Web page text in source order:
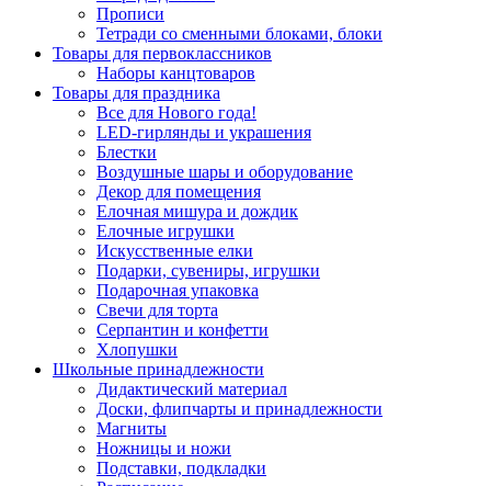
Прописи
Тетради со сменными блоками, блоки
Товары для первоклассников
Наборы канцтоваров
Товары для праздника
Все для Нового года!
LED-гирлянды и украшения
Блестки
Воздушные шары и оборудование
Декор для помещения
Елочная мишура и дождик
Елочные игрушки
Искусственные елки
Подарки, сувениры, игрушки
Подарочная упаковка
Свечи для торта
Серпантин и конфетти
Хлопушки
Школьные принадлежности
Дидактический материал
Доски, флипчарты и принадлежности
Магниты
Ножницы и ножи
Подставки, подкладки